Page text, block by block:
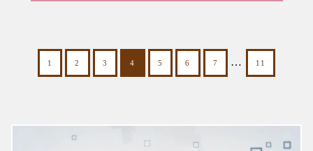
1 2 3 4 5 6 7 … 11